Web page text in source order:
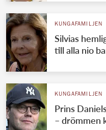
KUNGAFAMILJEN
Silvias
till alla nio
KUNGAFAMILJEN
Prins
– drömmen